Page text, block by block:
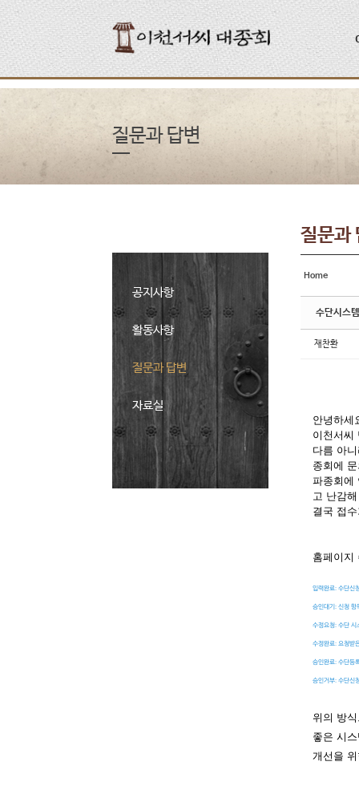
질문과 답변
공지사항
활동사항
질문과 답변
자료실
질문과
Home
수단시스
재찬환
안녕하세
이천서씨
다름 아
종회에
파종회에
고 난감
결국 접
홈페이지
입력완료: 수단신
승인대기: 신청 항
수정요청: 수단 시
수정완료: 요청받
승인완료: 수단등
승인거부: 수단신
위의 방
좋은 시
개선을